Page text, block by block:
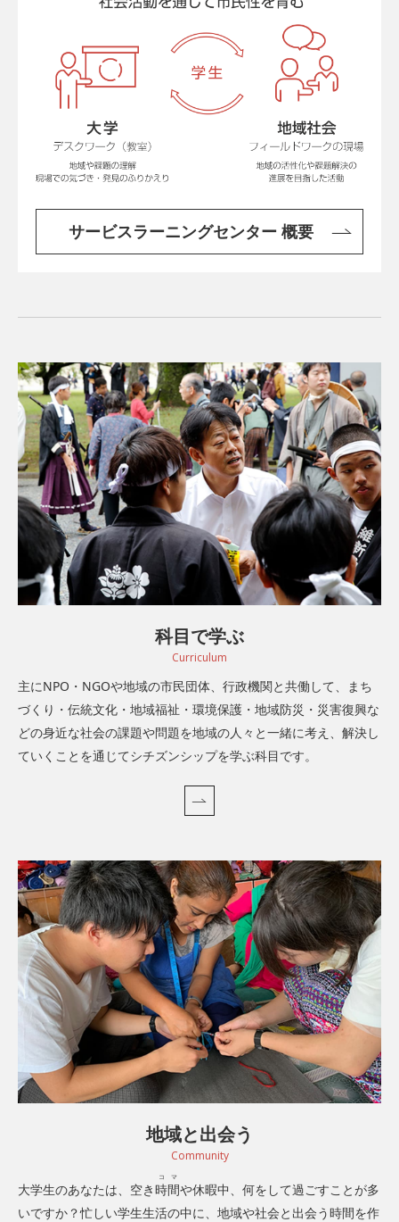
サービスラーニングセンター 概要
科目で学ぶ
Curriculum
主にNPO・NGOや地域の市民団体、行政機関と共働して、まち
づくり・伝統文化・地域福祉・環境保護・地域防災・災害復興な
どの身近な社会の課題や問題を地域の人々と一緒に考え、解決し
ていくことを通じてシチズンシップを学ぶ科目です。
地域と出会う
Community
大学生のあなたは、空き時間
コマ
や休暇中、何をして過ごすことが多
いですか？忙しい学生生活の中に、地域や社会と出会う時間を作